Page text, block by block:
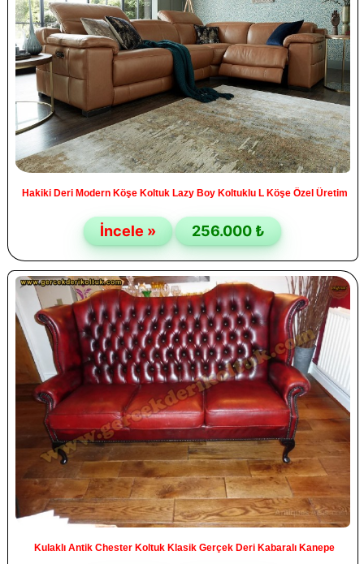
Hakiki Deri Modern Köşe Koltuk Lazy Boy Koltuklu L Köşe Özel Üretim
İncele » 256.000 ₺
Kulaklı Antik Chester Koltuk Klasik Gerçek Deri Kabaralı Kanepe